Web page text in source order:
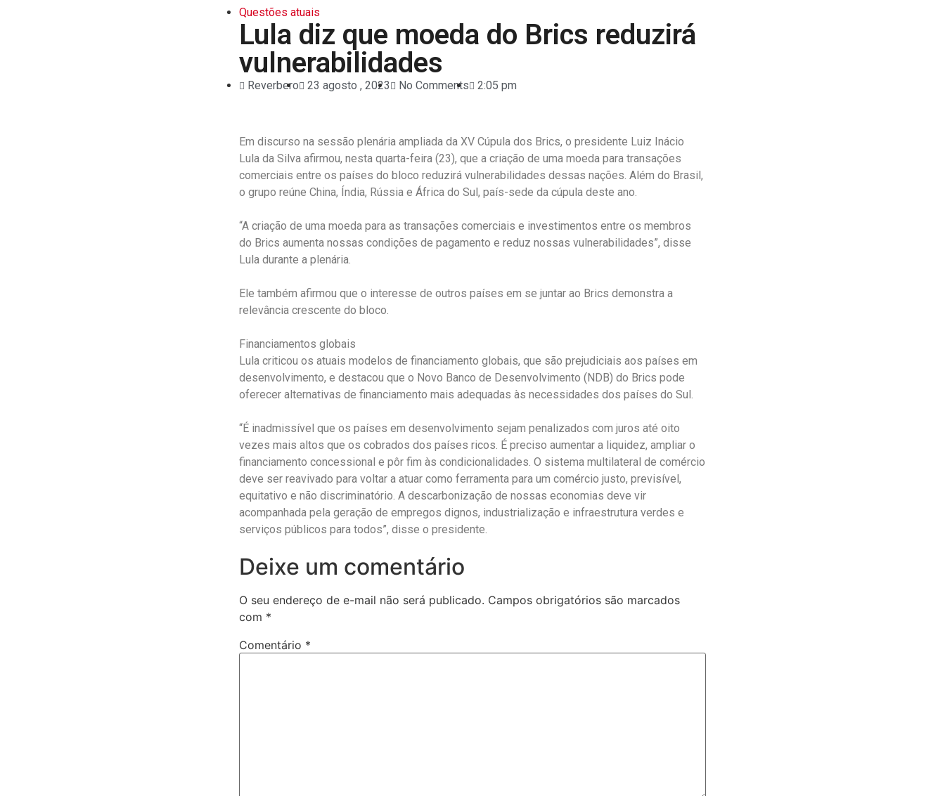
Questões atuais
Lula diz que moeda do Brics reduzirá
vulnerabilidades
Reverbero 23 agosto , 2023 No Comments 2:05 pm
Em discurso na sessão plenária ampliada da XV Cúpula dos Brics, o presidente Luiz Inácio
Lula da Silva afirmou, nesta quarta-feira (23), que a criação de uma moeda para transações
comerciais entre os países do bloco reduzirá vulnerabilidades dessas nações. Além do Brasil,
o grupo reúne China, Índia, Rússia e África do Sul, país-sede da cúpula deste ano.
“A criação de uma moeda para as transações comerciais e investimentos entre os membros
do Brics aumenta nossas condições de pagamento e reduz nossas vulnerabilidades”, disse
Lula durante a plenária.
Ele também afirmou que o interesse de outros países em se juntar ao Brics demonstra a
relevância crescente do bloco.
Financiamentos globais
Lula criticou os atuais modelos de financiamento globais, que são prejudiciais aos países em
desenvolvimento, e destacou que o Novo Banco de Desenvolvimento (NDB) do Brics pode
oferecer alternativas de financiamento mais adequadas às necessidades dos países do Sul.
“É inadmissível que os países em desenvolvimento sejam penalizados com juros até oito
vezes mais altos que os cobrados dos países ricos. É preciso aumentar a liquidez, ampliar o
financiamento concessional e pôr fim às condicionalidades. O sistema multilateral de comércio
deve ser reavivado para voltar a atuar como ferramenta para um comércio justo, previsível,
equitativo e não discriminatório. A descarbonização de nossas economias deve vir
acompanhada pela geração de empregos dignos, industrialização e infraestrutura verdes e
serviços públicos para todos”, disse o presidente.
Deixe um comentário
O seu endereço de e-mail não será publicado. Campos obrigatórios são marcados
com *
Comentário *